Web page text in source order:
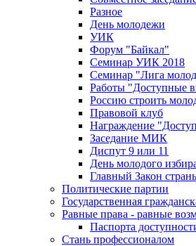
Разное
День молодежи
УИК
Форум "Байкал"
Семинар УИК 2018
Семинар "Лига
Работы "Доступные
Россию строить
Правовой клуб
Награждение
Заседание МИК
Диспут 9 или 11
День молодого
Главный Закон
Политические партии
Государственная
Равные права - равные
Паспорта
Стань профессионалом